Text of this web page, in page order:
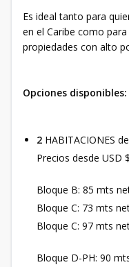
Es ideal tanto para
en el Caribe como
propiedades con alto
Opciones disponibles:
2 HABITACIONES
Precios desde USD
Bloque B: 85 mts
Bloque C: 73 mts
Bloque C: 97 mts
Bloque D-PH: 90